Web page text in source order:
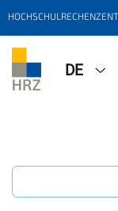
DE